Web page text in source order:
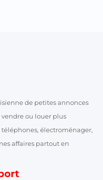
de petites annonces
ou louer plus
électroménager,
affaires partout en